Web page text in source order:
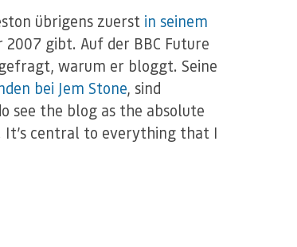
übrigens zuerst in seinem
2007 gibt. Auf der BBC Future
warum er bloggt. Seine
bei Jem Stone, sind
see the blog as the absolute
central to everything that I